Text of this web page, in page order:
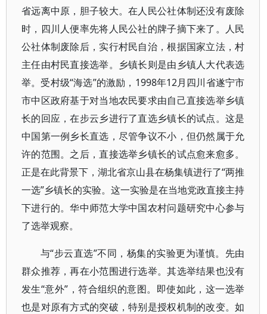
省远离中原，胆子较大。在人民公社体制还没有废除
时，四川人便率先将人民公社的牌子摘下来了。人民
公社体制废除后，实行村民自治，根据国家立法，村
主任由村民直接选举。乡镇长则是由乡镇人大代表选
举。受村级“海选”的激励，1998年12月四川省遂宁市
市中区政府基于对当地农民要求由自己直接选举乡镇
长的回应，在步云乡进行了直选乡镇长的试点。这是
中国第一例乡长直选，尽管争议不小，但仍然属于允
许的范围。之后，直接选举乡镇长的试点愈来愈多。
正是在此背景下，湖北省京山县在杨集镇进行了“两推
一选”乡镇长的实验。这一实验是在当地党政直接主持
下进行的。华中师范大学中国农村问题研究中心参与
了选举观察。
与“步云直选”不同，杨集的实验更为谨慎。先由
群众推荐，再在小范围进行选举。其选举结果也没有
发生“意外”，符合组织的意图。即使如此，这一选举
也是对原有方式的突破，特别是授权机制的改变。如